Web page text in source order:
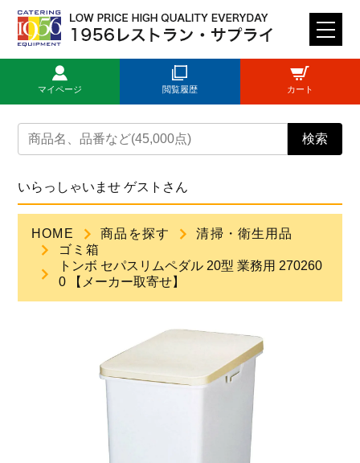
M
E
U
検索
マイページ 閲覧履歴 カート
トップページ
新規登録
商品一覧
よくある質問
いらっしゃいませ ゲストさん
HOME 商品を探す
清掃・衛生用品
ゴミ箱
トンボ セパスリムペダル 20型 業務用 270260
0 【メーカー取寄せ】